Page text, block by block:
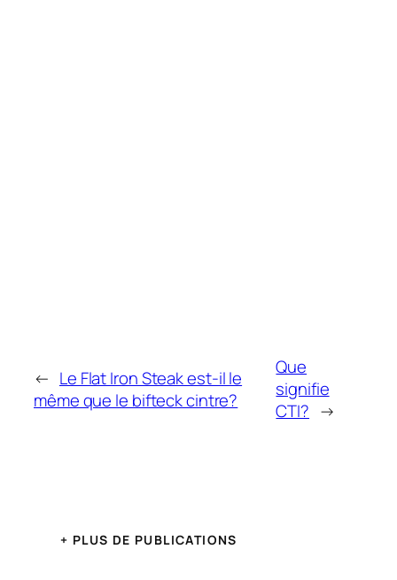
← Le Flat Iron Steak est-il le
même que le bifteck cintre?
Que
signifie
CTI? →
+ PLUS DE PUBLICATIONS